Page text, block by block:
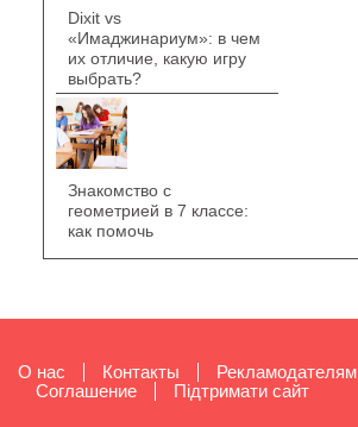
Dixit vs
«Имаджинариум»: в чем
их отличие, какую игру
выбрать?
Знакомство с
геометрией в 7 классе:
как помочь
О нас Контакты
Рекламодателям
Cоглашение
Підтримати сайт